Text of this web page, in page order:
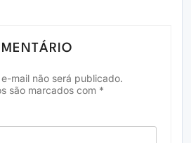
mail não será publicado.
são marcados com *